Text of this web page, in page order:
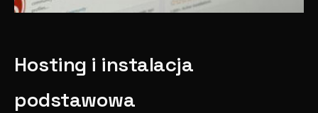
Hosting i instalacja
podstawowa